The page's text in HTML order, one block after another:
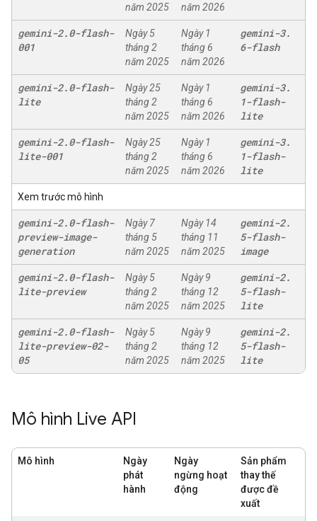
năm 2025
năm 2026
gemini-2.0-flash-
001
Ngày 5
tháng 2
năm 2025
Ngày 1
tháng 6
năm 2026
gemini-3.
6-flash
gemini-2.0-flash-
lite
Ngày 25
tháng 2
năm 2025
Ngày 1
tháng 6
năm 2026
gemini-3.
1-flash-
lite
gemini-2.0-flash-
lite-001
Ngày 25
tháng 2
năm 2025
Ngày 1
tháng 6
năm 2026
gemini-3.
1-flash-
lite
Xem trước mô hình
gemini-2.0-flash-
preview-image-
generation
Ngày 7
tháng 5
năm 2025
Ngày 14
tháng 11
năm 2025
gemini-2.
5-flash-
image
gemini-2.0-flash-
lite-preview
Ngày 5
tháng 2
năm 2025
Ngày 9
tháng 12
năm 2025
gemini-2.
5-flash-
lite
gemini-2.0-flash-
lite-preview-02-
05
Ngày 5
tháng 2
năm 2025
Ngày 9
tháng 12
năm 2025
gemini-2.
5-flash-
lite
Mô hình Live API
Mô hình
Ngày
phát
hành
Ngày
ngừng hoạt
động
Sản phẩm
thay thế
được đề
xuất